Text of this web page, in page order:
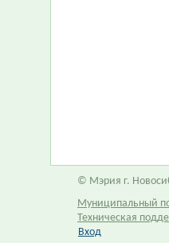
© Мэрия г.
Муниципальный
Техническая
Вход